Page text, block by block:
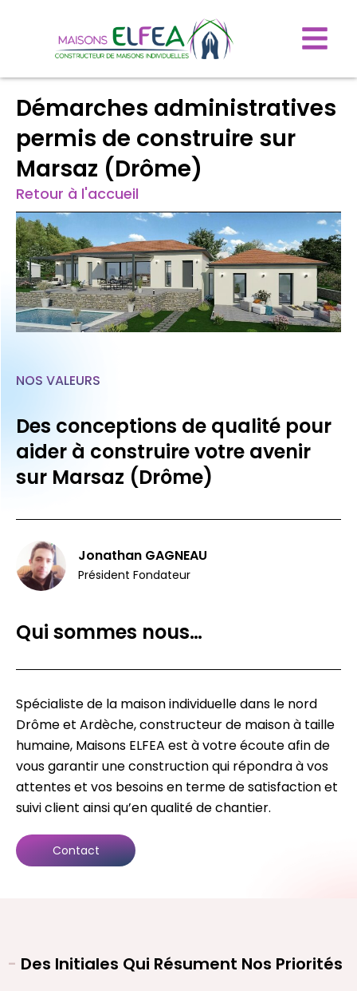
Démarches administratives
permis de construire sur
Marsaz (Drôme)
Retour à l'accueil
Qui sommes nous…
Spécialiste de la maison individuelle dans le nord
Drôme et Ardèche, constructeur de maison à taille
humaine, Maisons ELFEA est à votre écoute afin de
vous garantir une construction qui répondra à vos
attentes et vos besoins en terme de satisfaction et
suivi client ainsi qu’en qualité de chantier.
Contact
NOS VALEURS
Des conceptions de qualité pour
aider à construire votre avenir
sur Marsaz (Drôme)
Jonathan GAGNEAU
Président Fondateur
- Des Initiales Qui Résument Nos Priorités